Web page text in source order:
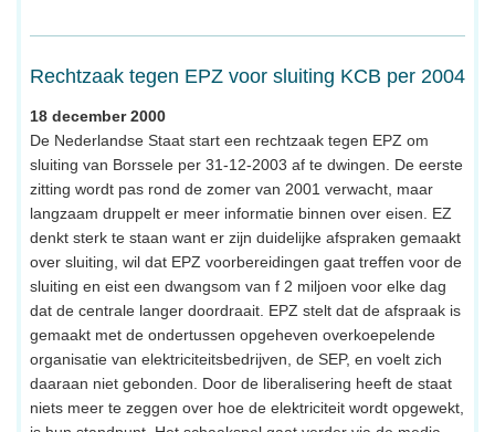
Rechtzaak tegen EPZ voor sluiting KCB per 2004
18 december 2000
De Nederlandse Staat start een rechtzaak tegen EPZ om
sluiting van Borssele per 31-12-2003 af te dwingen. De eerste
zitting wordt pas rond de zomer van 2001 verwacht, maar
langzaam druppelt er meer informatie binnen over eisen. EZ
denkt sterk te staan want er zijn duidelijke afspraken gemaakt
over sluiting, wil dat EPZ voorbereidingen gaat treffen voor de
sluiting en eist een dwangsom van f 2 miljoen voor elke dag
dat de centrale langer doordraait. EPZ stelt dat de afspraak is
gemaakt met de ondertussen opgeheven overkoepelende
organisatie van elektriciteitsbedrijven, de SEP, en voelt zich
daaraan niet gebonden. Door de liberalisering heeft de staat
niets meer te zeggen over hoe de elektriciteit wordt opgewekt,